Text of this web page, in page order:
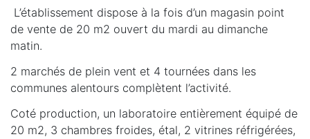
L’établissement dispose à la fois d’un magasin point
de vente de 20 m2 ouvert du mardi au dimanche
matin.
2 marchés de plein vent et 4 tournées dans les
communes alentours complètent l’activité.
Coté production, un laboratoire entièrement équipé de
20 m2, 3 chambres froides, étal, 2 vitrines réfrigérées,